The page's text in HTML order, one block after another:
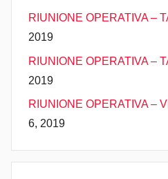
RIUNIONE OPERATIVA –
2019
RIUNIONE OPERATIVA –
2019
RIUNIONE OPERATIVA –
6, 2019